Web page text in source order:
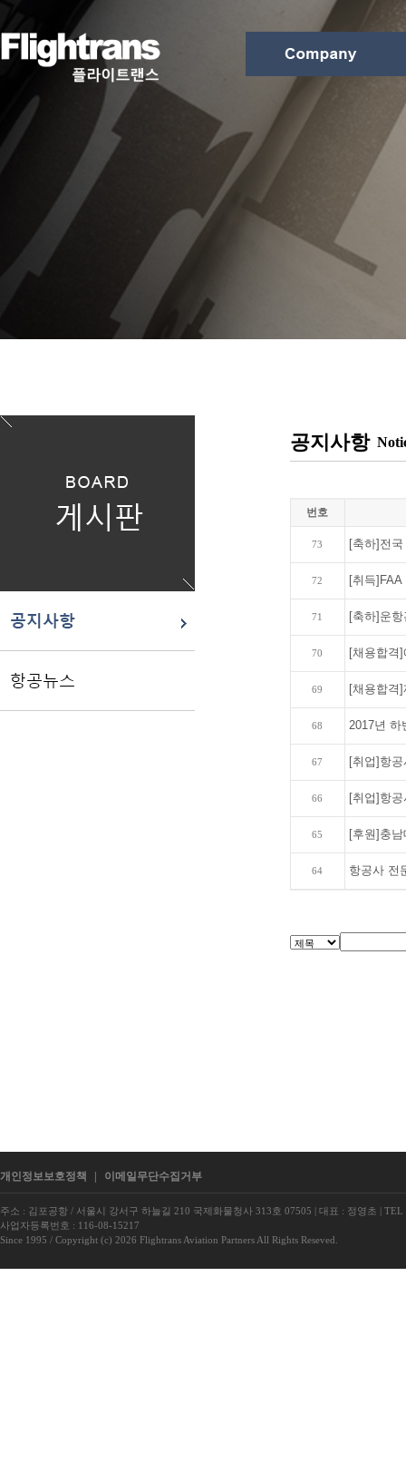
공지사항
번호
73 [축하]전
72 [취득
71 [축하]운
70 [채용합격
69 [채용합격
68 2017년 하
67 [취업]항
66 [취업]항
65 [후원]충
64 항공사 전
개인정보보호정책 이메일무단수집거부
주소 : 김포공항 / 서울시 강서구 하늘길 210 국제화물청사 313호 07505 | 대표 : 정영초 | TEL
사업자등록번호 : 116-08-15217
Since 1995 / Copyright (c) 2026 Flightrans Aviation Partners All Rights Reseved.